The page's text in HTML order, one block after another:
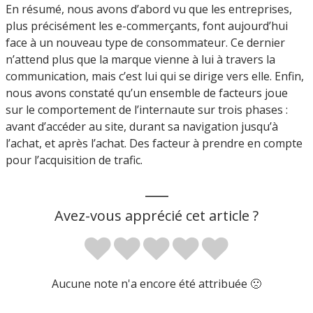
En résumé, nous avons d’abord vu que les entreprises,
plus précisément les e-commerçants, font aujourd’hui
face à un nouveau type de consommateur. Ce dernier
n’attend plus que la marque vienne à lui à travers la
communication, mais c’est lui qui se dirige vers elle. Enfin,
nous avons constaté qu’un ensemble de facteurs joue
sur le comportement de l’internaute sur trois phases :
avant d’accéder au site, durant sa navigation jusqu’à
l’achat, et après l’achat. Des facteur à prendre en compte
pour l’acquisition de trafic.
Avez-vous apprécié cet article ?
Aucune note n'a encore été attribuée 🙁